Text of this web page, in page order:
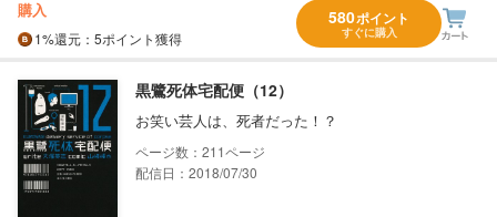
購入
1%還元 ：5ポイント獲得
580ポイント
すぐに購入
黒鷺死体宅配便（12）
お笑い芸人は、死者だった！？
211
配信日：2018/07/30